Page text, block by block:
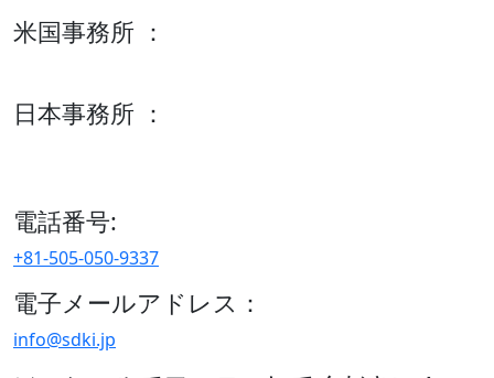
米国事務所 ：
日本事務所 ：
電話番号:
+81-505-050-9337
電子メールアドレス：
info@sdki.jp